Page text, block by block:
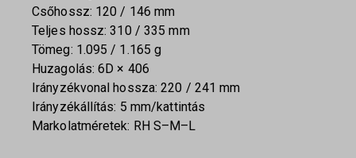
Csőhossz: 120 / 146 mm
Teljes hossz: 310 / 335 mm
Tömeg: 1.095 / 1.165 g
Huzagolás: 6D × 406
Irányzékvonal hossza: 220 / 241 mm
Irányzékállítás: 5 mm/kattintás
Markolatméretek: RH S–M–L